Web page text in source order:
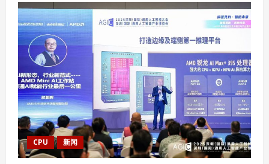
力
满
满
帧
帧
制
霸
——
AMD
携
京
东、
机
械
革
命
共
同
开
CPU 新闻